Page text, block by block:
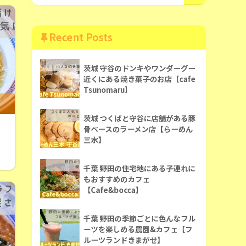
Recent Posts
茨城 守谷のドンキやワンダーグー
近くにある焼き菓子のお店【cafe
Tsunomaru】
茨城 つくばと守谷に店舗がある豚
骨ベースのラーメン店【らーめん
三水】
千葉 野田の住宅地にある子連れに
もおすすめのカフェ
【Cafe&bocca】
千葉 野田の季節ごとに色んなフル
ーツを楽しめる農園&カフェ【フ
ルーツランドきまがせ】